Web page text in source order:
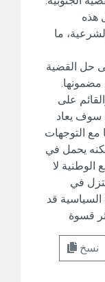
هذه
ما
حل القضية
مضمونها.
على
سوف يعاد
مع التوجهات
يحمل في
لا
في
السياسية قد
قسوة
نسخ